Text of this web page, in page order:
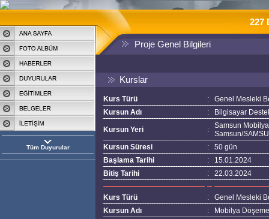
Tüm Duyurular
227
Proje Genel Bilgileri
Kurslar
Kurs Türü :
Genel Mesleki
Kursun Adı
: Bilgisayar
Kursun Yeri :
Samsun
Samsun/
Kursun Süresi
:
50 gün
Başlama Tarihi
:
15.01.2024
Bitiş Tarihi
: 22.03.2024
Kurs Türü :
Genel Mesleki
Kursun Adı
: Mobilya